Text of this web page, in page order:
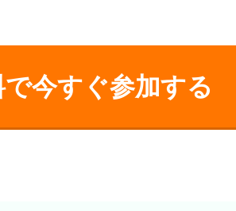
今すぐ参加する